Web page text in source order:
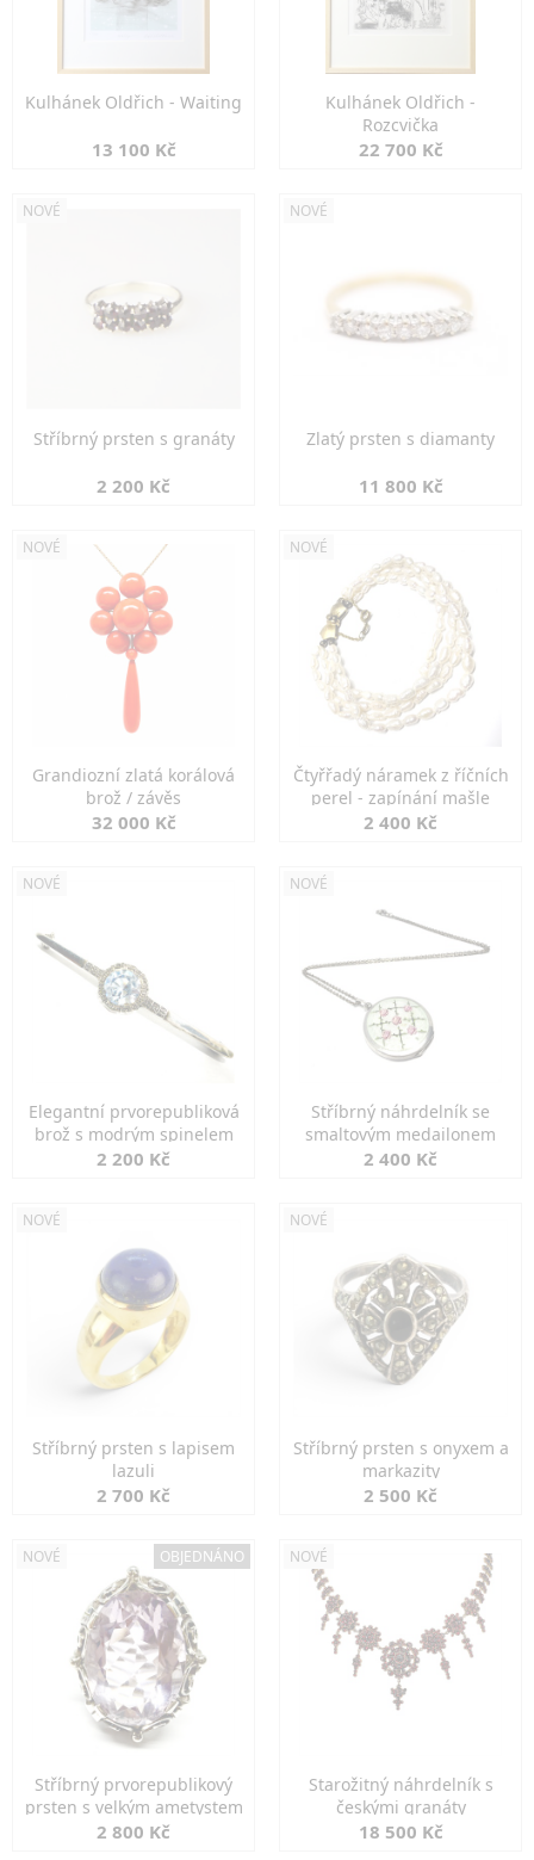
Kulhánek Oldřich - Waiting
13 100 Kč
Kulhánek Oldřich -
Rozcvička
22 700 Kč
NOVÉ
Stříbrný prsten s granáty
2 200 Kč
NOVÉ
Zlatý prsten s diamanty
11 800 Kč
NOVÉ
Grandiozní zlatá korálová
brož / závěs
32 000 Kč
NOVÉ
Čtyřřadý náramek z říčních
perel - zapínání mašle
2 400 Kč
NOVÉ
Elegantní prvorepubliková
brož s modrým spinelem
2 200 Kč
NOVÉ
Stříbrný náhrdelník se
smaltovým medailonem
2 400 Kč
NOVÉ
Stříbrný prsten s lapisem
lazuli
2 700 Kč
NOVÉ
Stříbrný prsten s onyxem a
markazity
2 500 Kč
NOVÉ OBJEDNÁNO
Stříbrný prvorepublikový
prsten s velkým ametystem
2 800 Kč
NOVÉ
Starožitný náhrdelník s
českými granáty
18 500 Kč